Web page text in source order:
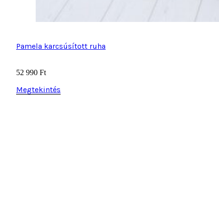
Pamela karcsúsított ruha
52 990 Ft
Megtekintés